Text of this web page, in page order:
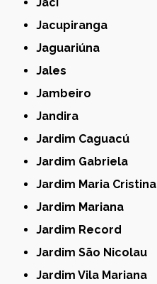
Jacupiranga
Jaguariúna
Jales
Jambeiro
Jandira
Jardim Caguacú
Jardim Gabriela
Jardim Maria Cristina
Jardim Mariana
Jardim Record
Jardim São Nicolau
Jardim Vila Mariana